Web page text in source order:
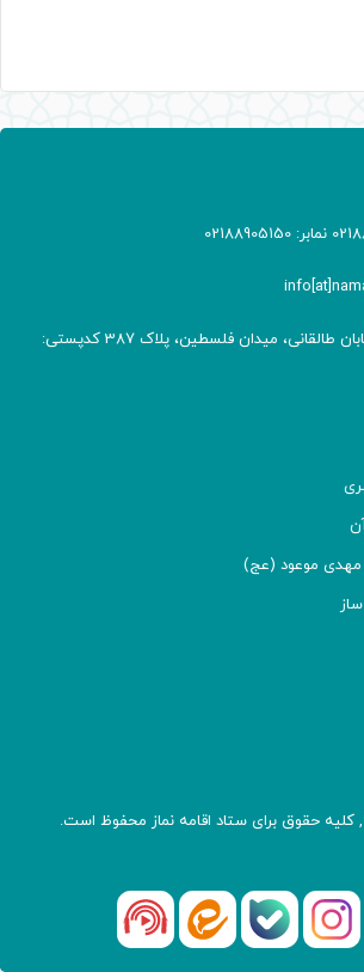
آدرس: پسـتی تهران، خیابان طالقانی، میدان فلسطین، پلاک 387 کدپستی:
مهدی موعود (عج)
نماز محفوظ است.
آپارات اینستاگرام
بله ایتا